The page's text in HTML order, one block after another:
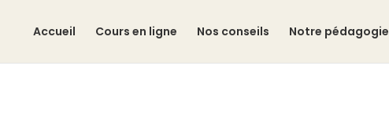
Accueil Cours en ligne Nos conseils Notre pédagogie